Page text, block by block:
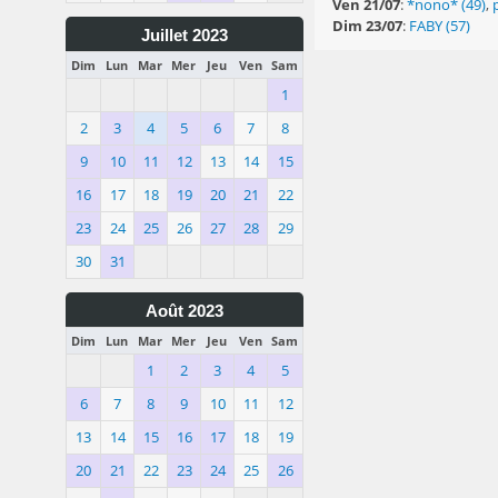
Juillet 2023
Dim Lun Mar Mer Jeu Ven Sam
1
2
3 4 5 6 7
8
9
10 11 12 13 14
15
16
17 18 19 20 21
22
23
24 25 26 27 28
29
30
31
Août 2023
Dim Lun Mar Mer Jeu Ven Sam
1 2 3 4
5
6
7 8 9 10 11
12
13
14 15 16 17 18
19
20
21 22 23 24 25
26
Ven 21/07:*nono* (49),
Dim 23/07: FABY (57)